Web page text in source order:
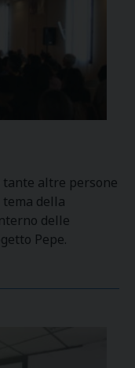
tante altre persone
della
delle
Pepe.